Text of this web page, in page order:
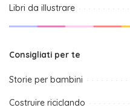
Libri da illustrare
Consigliati per te
Storie per bambini
Costruire riciclando